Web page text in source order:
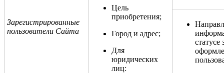
Зарегистрированные
пользователи Сайта
Цель
приобретения;
Город и адрес;
Для
юридических
лиц:
статусе